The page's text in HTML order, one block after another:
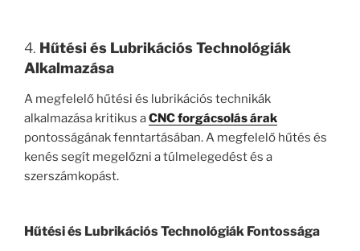
4. Hűtési és Lubrikációs Technológiák
Alkalmazása
A megfelelő hűtési és lubrikációs technikák
alkalmazása kritikus aCNC forgácsolás árak
pontosságának fenntartásában. A megfelelő hűtés és
kenés segít megelőzni a túlmelegedést és a
szerszámkopást.
Hűtési és Lubrikációs Technológiák Fontossága